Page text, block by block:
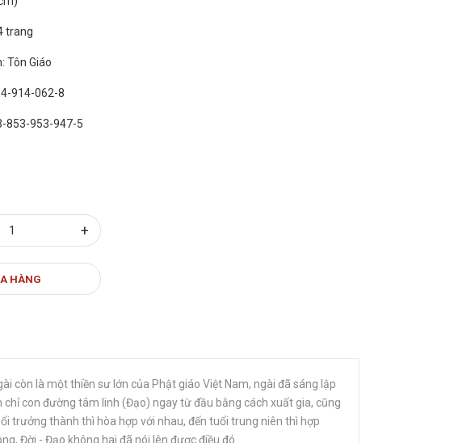
trang
Tôn Giáo
914-062-8
853-953-947-5
+
HÀNG
còn là một thiền sư lớn của Phật giáo Việt Nam, ngài đã sáng lập
con đường tâm linh (Đạo) ngay từ đầu bằng cách xuất gia, cũng
trưởng thành thì hòa hợp với nhau, đến tuổi trung niên thì hợp
Đời - Đạo không hai đã nói lên được điều đó.